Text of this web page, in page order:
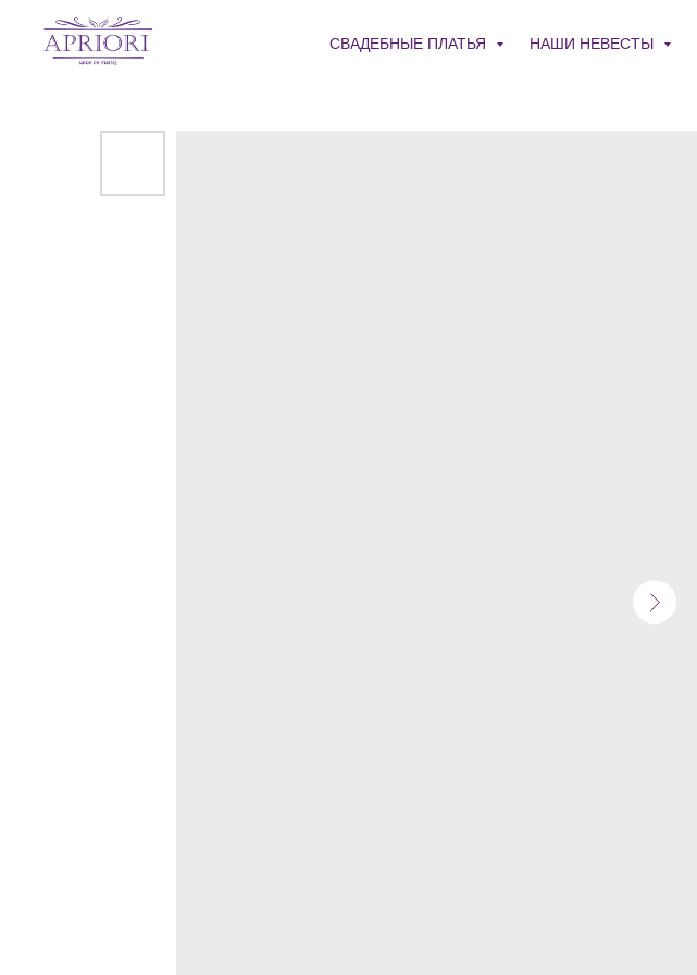
СВАДЕБНЫЕ ПЛАТЬЯ НАШИ НЕВЕСТЫ